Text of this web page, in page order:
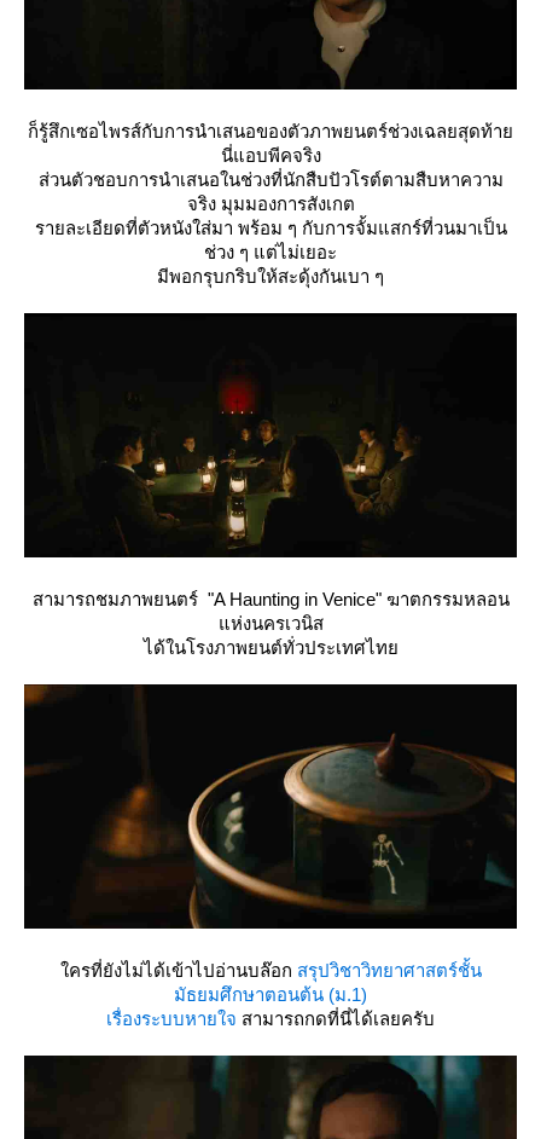
ก็รู้สึกเซอไพรส์กับการนำเสนอของตัวภาพยนตร์ช่วงเฉลยสุดท้า
นี่แอบพีคจริง
ส่วนตัวชอบการนำเสนอในช่วงที่นักสืบปัวโรต์ตามสืบหาความ
จริง มุมมองการสังเกต
รายละเอียดที่ตัวหนังใส่มา พร้อม ๆ กับการจั้มแสกร์ที่วนมาเป็น
ช่วง ๆ แต่ไม่เยอะ
มีพอกรุบกริบให้สะดุ้งกันเบา ๆ
สามารถชมภาพยนตร์ "A Haunting in Venice" ฆาตกรรมหลอน
ห่งนครเวนิส
ได้ในโรงภาพยนต์ทั่วประเทศไท
ครที่ยังไม่ได้เข้าไปอ่านบล๊อก สรุปวิชาวิทยาศาสตร์ชั้น
มัธยมศึกษาตอนต้น (ม.1)
เรื่องระบบหายใจ สามารถกดที่นี่ได้เลยครับ